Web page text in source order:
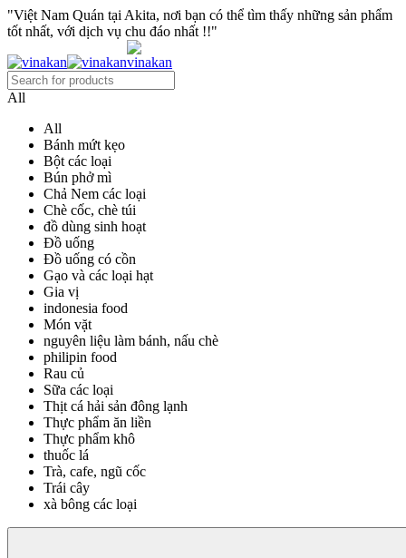
"Việt Nam Quán tại Akita, nơi bạn có thể tìm thấy những sản phẩm
tốt nhất, với dịch vụ chu đáo nhất !!"
All
All
Bánh mứt kẹo
Bột các loại
Bún phở mì
Chả Nem các loại
Chè cốc, chè túi
đồ dùng sinh hoạt
Đồ uống
Đồ uống có cồn
Gạo và các loại hạt
Gia vị
indonesia food
Món vặt
nguyên liệu làm bánh, nấu chè
philipin food
Rau củ
Sữa các loại
Thịt cá hải sản đông lạnh
Thực phẩm ăn liền
Thực phẩm khô
thuốc lá
Trà, cafe, ngũ cốc
Trái cây
xà bông các loại